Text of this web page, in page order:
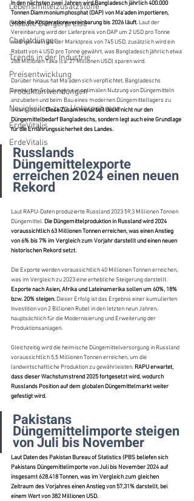
Lebensmittelzusatzstoffe
Globale Düngerpreise
Chelatdünger
Trends in der Industrie
Preisentwicklung
Produktanwendungen
Neuigkeiten zum Unternehmen
ErdeVitalis
ErdeVitalis
In den nächsten zwei Jahren wird Bangladesch jährlich 400.000
Tonnen Diammoniumphosphat (DAP) von Ma'aden importieren,
wobei die Kooperationsvereinbarung bis 2026 läuft. Laut der
Vereinbarung wird der Lieferpreis von DAP um 2 USD pro Tonne
niedriger sein als der Marktpreis von 745 USD, zusätzlich wird ein
Rabatt von 4 USD pro Tonne gewährt, was Bangladesch jährlich etwa
288 Millionen Taka (ca. 27 Millionen USD) sparen wird.
Darüber hinaus hat Ma'aden sich verpflichtet, Bangladeschs
Landwirten Schulungen zur optimalen Nutzung von Düngemitteln
anzubieten und beim Bau eines modernen Düngemittellagers zu
unterstützen. Diese Zusammenarbeit deckt nicht nur den
Düngemittelbedarf Bangladeschs, sondern legt auch eine Grundlage
für die Ernährungssicherheit des Landes.
Russlands
Düngemittelexporte
erreichen 2024 einen neuen
Rekord
Laut RAPU-Daten produzierte Russland 2023 59,3 Millionen Tonnen
Düngemittel. Die Düngemittelproduktion in Russland wird 2024
voraussichtlich 63 Millionen Tonnen erreichen, was einen Anstieg
von 6% bis 7% im Vergleich zum Vorjahr darstellt und einen neuen
historischen Rekord setzt.
Die Exporte werden voraussichtlich 40 Millionen Tonnen erreichen,
was im Vergleich zu 2023 eine erhebliche Steigerung darstellt.
Exporte nach Asien, Afrika und Lateinamerika sollen um 60%, 18%
bzw. 20% steigen. Dieser Erfolg ist das Ergebnis einer kumulierten
Investition von 2 Billionen Rubel in den letzten neun Jahren,
hauptsächlich für die Modernisierung und Erweiterung der
Produktionsanlagen.
Gleichzeitig wird die heimische Düngemittelversorgung in Russland
voraussichtlich 5,5 Millionen Tonnen erreichen, um die
landwirtschaftliche Produktion zu gewährleisten. RAPU erwartet,
dass dieser Wachstumstrend 2025 fortgesetzt wird, wodurch
Russlands Position auf dem globalen Düngemittelmarkt weiter
gefestigt wird.
Pakistans
Düngemittelimporte steigen
von Juli bis November
Laut Daten des Pakistan Bureau of Statistics (PBS beliefen sich
Pakistans Düngemittelimporte von Juli bis November 2024 auf
insgesamt 628.418 Tonnen, was im Vergleich zum gleichen
Zeitraum des Vorjahres einen Anstieg von 57,31% darstellt, bei
einem Wert von 382 Millionen USD.